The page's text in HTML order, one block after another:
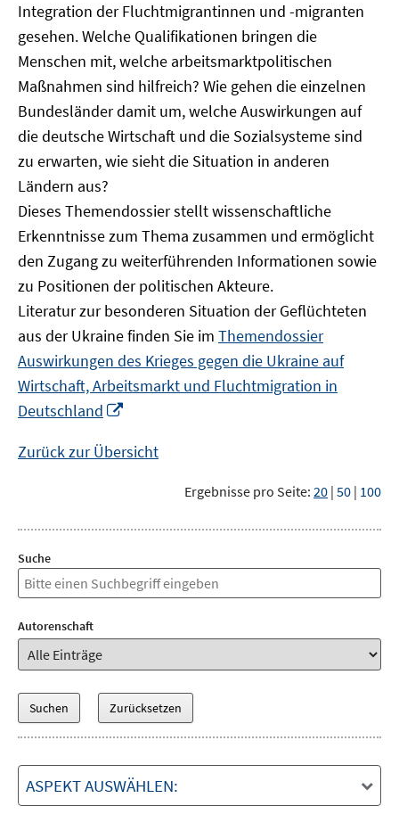
Integration der Fluchtmigrantinnen und -migranten
gesehen. Welche Qualifikationen bringen die
Menschen mit, welche arbeitsmarktpolitischen
Maßnahmen sind hilfreich? Wie gehen die einzelnen
Bundesländer damit um, welche Auswirkungen auf
die deutsche Wirtschaft und die Sozialsysteme sind
zu erwarten, wie sieht die Situation in anderen
Ländern aus?
Dieses Themendossier stellt wissenschaftliche
Erkenntnisse zum Thema zusammen und ermöglicht
den Zugang zu weiterführenden Informationen sowie
zu Positionen der politischen Akteure.
Literatur zur besonderen Situation der Geflüchteten
aus der Ukraine finden Sie im Themendossier
Auswirkungen des Krieges gegen die Ukraine auf
Wirtschaft, Arbeitsmarkt und Fluchtmigration in
Deutschland
Fenster
Zurück zur Übersicht
Ergebnisse pro Seite: 20 | 50 | 100
Suche
Autorenschaft
ASPEKT AUSWÄHLEN: